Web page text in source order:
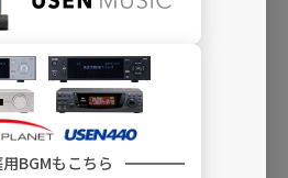
月26日午前4:00
（ミドル～アップ）
雰囲気のJ-POPのXmasラブソ
BGMもこちら